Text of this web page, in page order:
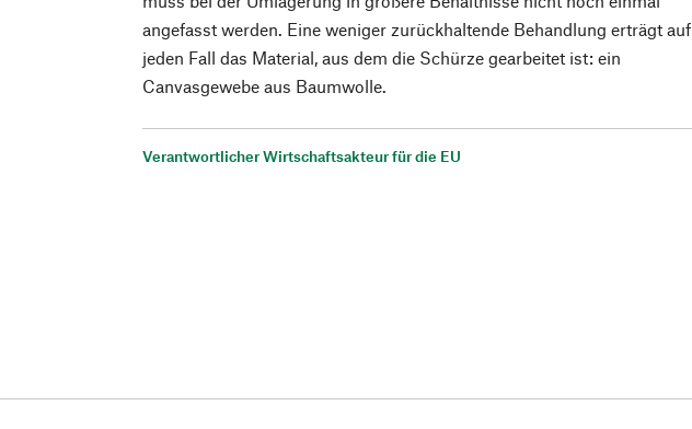
angefasst werden. Eine weniger zurückhaltende Behandlung erträgt auf
jeden Fall das Material, aus dem die Schürze gearbeitet ist: ein
Canvasgewebe aus Baumwolle.
Verantwortlicher Wirtschaftsakteur für die EU